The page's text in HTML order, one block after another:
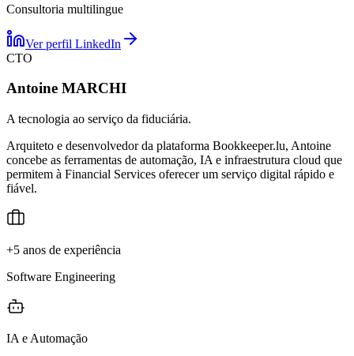
Consultoria multilingue
Ver perfil LinkedIn
CTO
Antoine MARCHI
A tecnologia ao serviço da fiduciária.
Arquiteto e desenvolvedor da plataforma Bookkeeper.lu, Antoine
concebe as ferramentas de automação, IA e infraestrutura cloud que
permitem à Financial Services oferecer um serviço digital rápido e
fiável.
+5 anos de experiência
Software Engineering
IA e Automação